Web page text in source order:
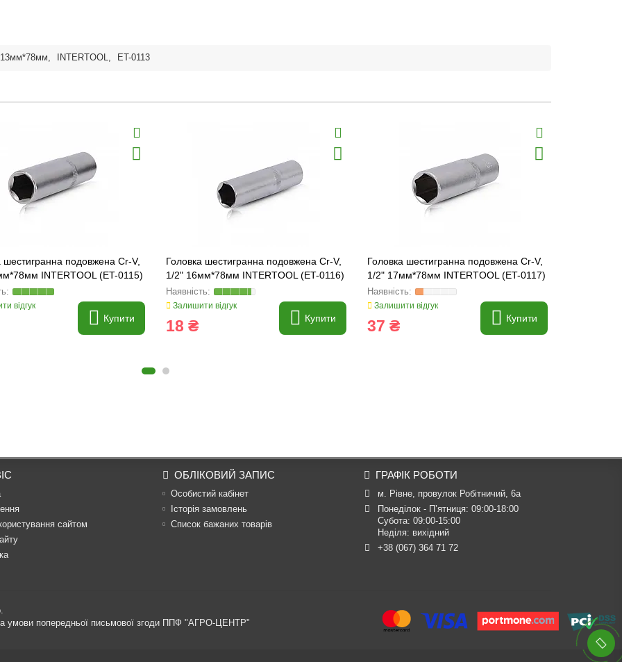
13мм*78мм, INTERTOOL, ET-0113
шестигранна подовжена Cr-V,
INTERTOOL (ET-0115)
відгук
Купити
Головка шестигранна подовжена Cr-V,
1/2" 16мм*78мм INTERTOOL (ET-0116)
Залишити відгук
18 ₴ Купити
Головка шестигранна подовжена Cr-V,
1/2" 17мм*78мм INTERTOOL (ET-0117)
Залишити відгук
37 ₴ Купити
сайтом
ОБЛІКОВИЙ ЗАПИС
Особистий кабінет
Історія замовлень
Список бажаних товарів
ГРАФІК РОБОТИ
м. Рівне, провулок Робітничий, 6а
Понеділок - П’ятниця: 09:00-18:00
Субота: 09:00-15:00
Неділя: вихідний
+38 (067) 364 71 72
умови попередньої письмової згоди ППФ "АГРО-ЦЕНТР"